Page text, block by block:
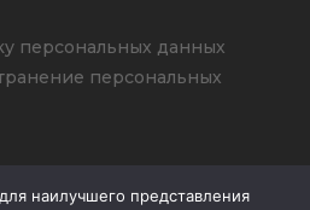
персональных данных
персональных
наилучшего представления